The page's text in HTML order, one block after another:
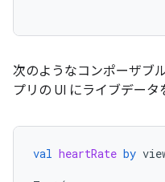
次のようなコンポーザブ
プリの UI にライブデータ
val heartRate by